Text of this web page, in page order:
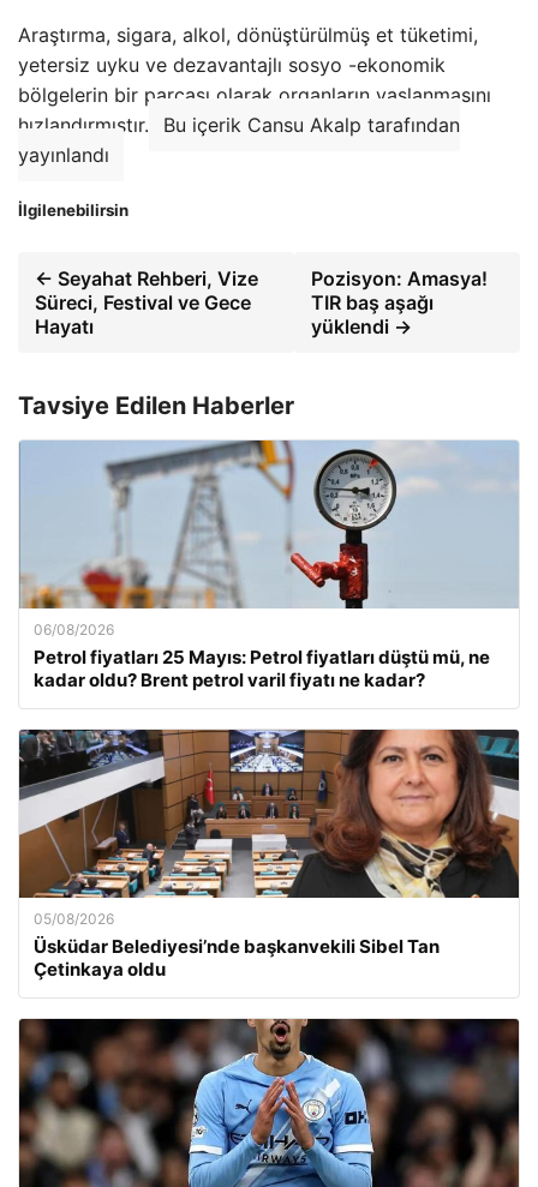
Araştırma, sigara, alkol, dönüştürülmüş et tüketimi,
yetersiz uyku ve dezavantajlı sosyo -ekonomik
bölgelerin bir parçası olarak organların yaşlanmasını
hızlandırmıştır.
Bu içerik Cansu Akalp tarafından
yayınlandı
İlgilenebilirsin
← Seyahat Rehberi, Vize
Süreci, Festival ve Gece
Hayatı
Pozisyon: Amasya!
TIR baş aşağı
yüklendi →
Tavsiye Edilen Haberler
06/08/2026
Petrol fiyatları 25 Mayıs: Petrol fiyatları düştü mü, ne
kadar oldu? Brent petrol varil fiyatı ne kadar?
05/08/2026
Üsküdar Belediyesi’nde başkanvekili Sibel Tan
Çetinkaya oldu